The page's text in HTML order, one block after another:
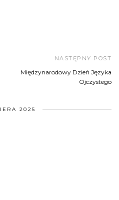
NASTĘPNY POST
Międzynarodowy Dzień Języka
Ojczystego
2025